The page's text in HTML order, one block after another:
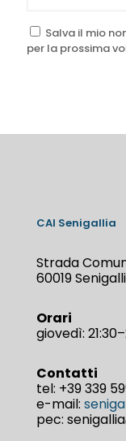
Salva il mio
per la prossima
CAI Senigallia
Strada
60019
Orari
giovedì:
Contatti
tel: +39 339
e-mail:
pec: